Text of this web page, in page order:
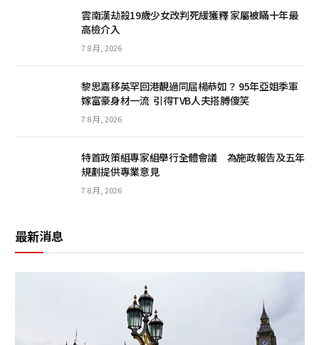
雲南漢劫殺19歲少女改判死緩獲釋 家屬被瞞十年最
高檢介入
7 8 月, 2026
黎思嘉移英罕回港靚過同屆楊恭如？ 95年亞姐季軍
嫁富豪身材一流 引得TVB人夫搭膊傻笑
7 8 月, 2026
特首政策組專家組舉行全體會議 為施政報告及五年
規劃提供專業意見
7 8 月, 2026
最新消息